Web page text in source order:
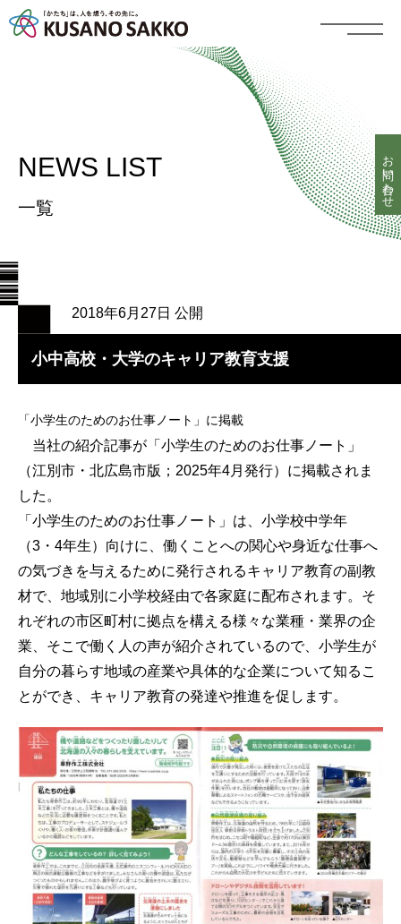
NEWS LIST
一覧
2018年6月27日 公開
小中高校・大学のキャリア教育支援
「小学生のためのお仕事ノート」に掲載
当社の紹介記事が「小学生のためのお仕事ノート」
（江別市・北広島市版；2025年4月発行）に掲載されま
した。
「小学生のためのお仕事ノート」は、小学校中学年
（3・4年生）向けに、働くことへの関心や身近な仕事へ
の気づきを与えるために発行されるキャリア教育の副教
材で、地域別に小学校経由で各家庭に配布されます。そ
れぞれの市区町村に拠点を構える様々な業種・業界の企
業、そこで働く人の声が紹介されているので、小学生が
自分の暮らす地域の産業や具体的な企業について知るこ
とができ、キャリア教育の発達や推進を促します。
お問い合わせ